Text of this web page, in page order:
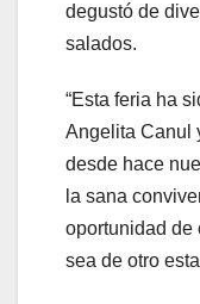
degustó de
salados.
“Esta feria ha
Angelita Canul
desde hace
la sana
oportunidad de
sea de otro